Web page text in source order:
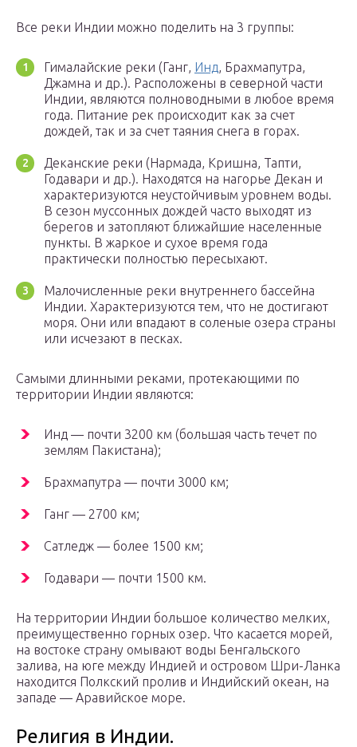
Все реки Индии можно поделить на 3 группы:
Гималайские реки (Ганг, Инд, Брахмапутра,
Джамна и др.). Расположены в северной части
Индии, являются полноводными в любое время
года. Питание рек происходит как за счет
дождей, так и за счет таяния снега в горах.
Деканские реки (Нармада, Кришна, Тапти,
Годаваpи и др.). Находятся на нагорье Декан и
характеризуются неустойчивым уровнем воды.
В сезон муссонных дождей часто выходят из
берегов и затопляют ближайшие населенные
пункты. В жаркое и сухое время года
практически полностью пересыхают.
Малочисленные реки внутреннего бассейна
Индии. Характеризуются тем, что не достигают
моря. Они или впадают в соленые озера страны
или исчезают в песках.
Самыми длинными реками, протекающими по
территории Индии являются:
Инд — почти 3200 км (большая часть течет по
землям Пакистана);
Брахмапутра — почти 3000 км;
Ганг — 2700 км;
Сатледж — более 1500 км;
Годавари — почти 1500 км.
На территории Индии большое количество мелких,
преимущественно горных озер. Что касается морей,
на востоке страну омывают воды Бенгальского
залива, на юге между Индией и островом Шри-Ланка
находится Полкский пролив и Индийский океан, на
западе — Аравийское море.
Религия в Индии.